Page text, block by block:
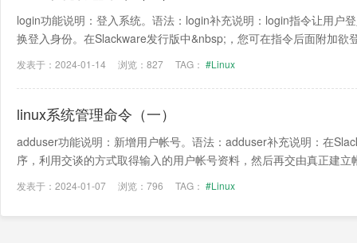
login功能说明：登入系统。语法：login补充说明：login指令让用户
换登入身份。在Slackware发行版中&nbsp;，您可在指令后面附加欲
发表于：2024-01-14 浏览：827 TAG： #Linux
linux系统管理命令（一）
adduser功能说明：新增用户帐号。语法：adduser补充说明：在
序，利用交谈的方式取得输入的用户帐号资料，然后再交由真正建立
发表于：2024-01-07 浏览：796 TAG： #Linux